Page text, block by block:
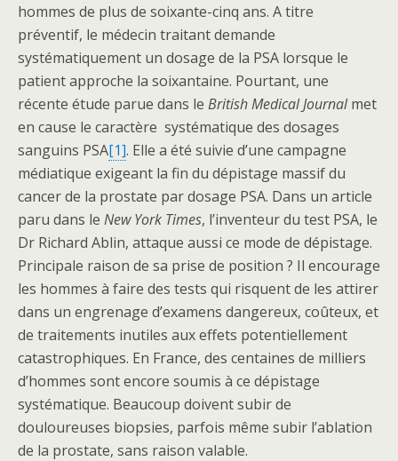
hommes de plus de soixante-cinq ans. A titre
préventif, le médecin traitant demande
systématiquement un dosage de la PSA lorsque le
patient approche la soixantaine. Pourtant, une
récente étude parue dans le British Medical Journalmet
en cause le caractère systématique des dosages
sanguins PSA[1]. Elle a été suivie d’une campagne
médiatique exigeant la fin du dépistage massif du
cancer de la prostate par dosage PSA. Dans un article
paru dans le New York Times, l’inventeur du test PSA, le
Dr Richard Ablin, attaque aussi ce mode de dépistage.
Principale raison de sa prise de position ? Il encourage
les hommes à faire des tests qui risquent de les attirer
dans un engrenage d’examens dangereux, coûteux, et
de traitements inutiles aux effets potentiellement
catastrophiques. En France, des centaines de milliers
d’hommes sont encore soumis à ce dépistage
systématique. Beaucoup doivent subir de
douloureuses biopsies, parfois même subir l’ablation
de la prostate, sans raison valable.